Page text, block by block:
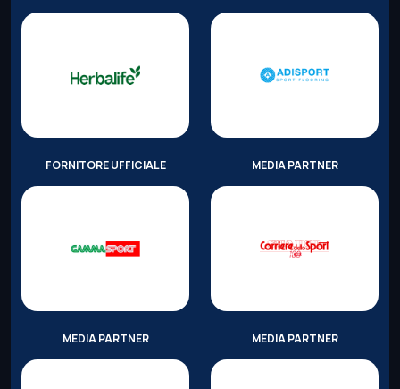
FORNITORE UFFICIALE MEDIA PARTNER
MEDIA PARTNER MEDIA PARTNER